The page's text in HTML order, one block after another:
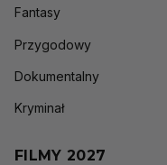
Fantasy
Przygodowy
Dokumentalny
Kryminał
FILMY 2027